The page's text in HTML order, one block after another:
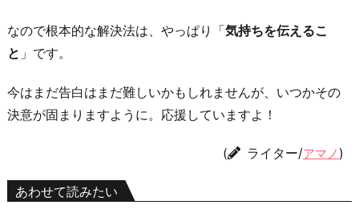
なので根本的な解決法は、やっぱり「気持ちを伝えるこ
と 」です。
今はまだ告白はまだ難しいかもしれませんが、いつかその
決意が固まりますように。応援していますよ！
( ライター/アマノ )
あわせて読みたい